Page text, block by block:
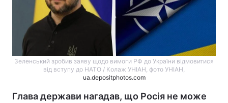
Зеленський зробив заяву щодо вимоги РФ до України відмовитися
від вступу до НАТО / Колаж УНІАН, фото УНІАН,
ua.depositphotos.com
Глава держави нагадав, що Росія не може